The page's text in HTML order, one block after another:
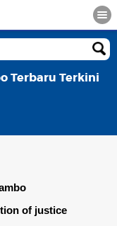
Terbaru Terkini
of justice